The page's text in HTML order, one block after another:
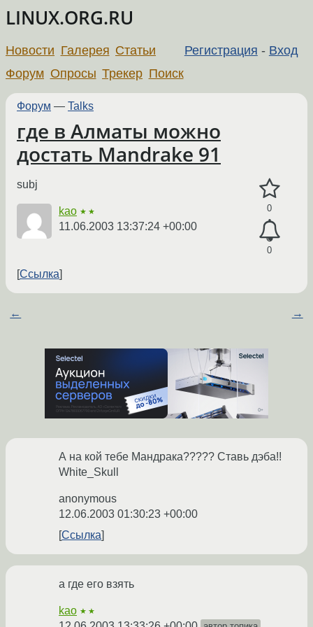
LINUX.ORG.RU
Регистрация - Вход
Новости Галерея Статьи
Форум Опросы Трекер Поиск
Форум — Talks
где в Алматы можно
достать Mandrake 91
0
0
subj
kao ★★
11.06.2003 13:37:24 +00:00
Ссылка
← →
А на кой тебе Мандрака????? Ставь дэба!!
White_Skull
anonymous
12.06.2003 01:30:23 +00:00
Ссылка
а где его взять
kao ★★